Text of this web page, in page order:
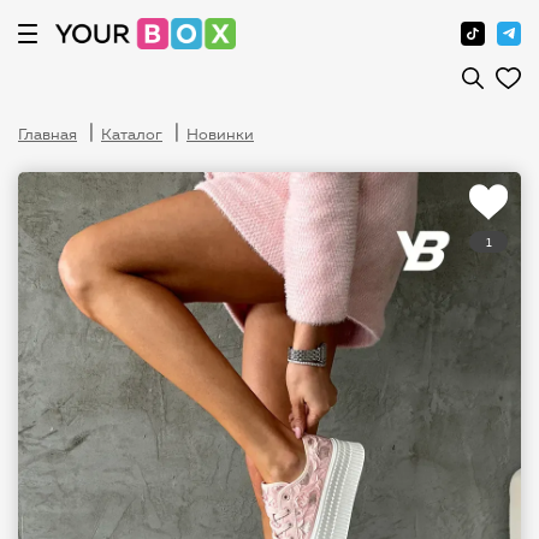
Главная Каталог Новинки
1